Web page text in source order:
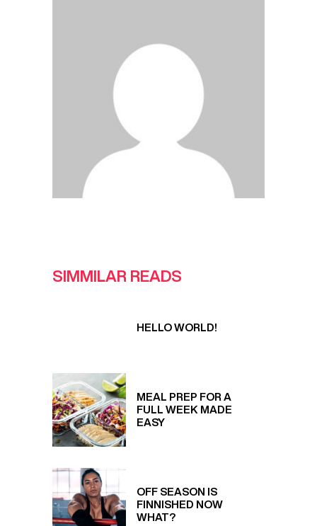
SIMMILAR READS
HELLO WORLD!
MEAL PREP FOR A
FULL WEEK MADE
EASY
OFF SEASON IS
FINNISHED NOW
WHAT?